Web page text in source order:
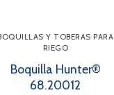
Y TOBERAS PARA
RIEGO
Boquilla Hunter®
68.20012